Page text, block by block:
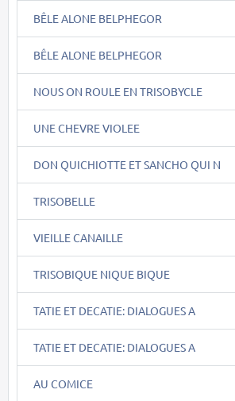
BÊLE ALONE BELPHEGOR
BÊLE ALONE BELPHEGOR
NOUS ON ROULE EN TRISOBYCLE
UNE CHEVRE VIOLEE
DON QUICHIOTTE ET SANCHO QUI N
TRISOBELLE
VIEILLE CANAILLE
TRISOBIQUE NIQUE BIQUE
TATIE ET DECATIE: DIALOGUES A
TATIE ET DECATIE: DIALOGUES A
AU COMICE